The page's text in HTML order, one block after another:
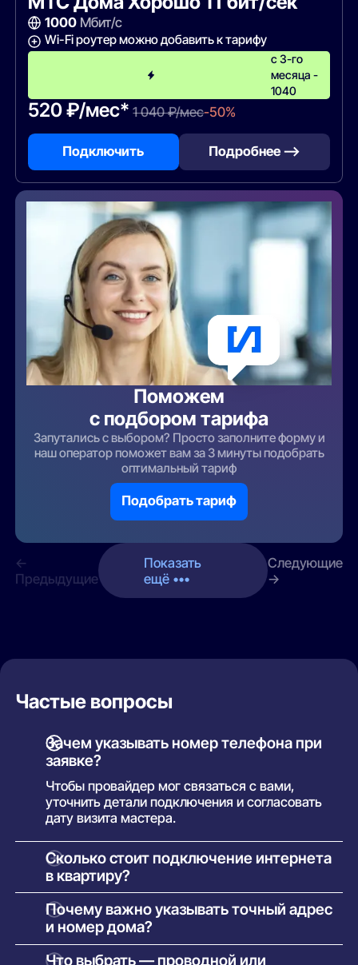
1000Мбит/с
Wi-Fi роутер можно добавить к тарифу
с 3-го
месяца -
1040
520 ₽/мес* 1 040 ₽/мес-50%
Подключить Подробнее —>
Поможем
с подбором тарифа
Запутались с выбором? Просто заполните форму и
наш оператор поможет вам за 3 минуты подобрать
оптимальный тариф
Подобрать тариф
←
Предыдущие
Показать
ещё •••
Следующие
→
Частые вопросы
Зачем указывать номер телефона при
заявке?
Чтобы провайдер мог связаться с вами,
уточнить детали подключения и согласовать
дату визита мастера.
Сколько стоит подключение интернета
в квартиру?
Как правило, установка бесплатна. Вы
оплачиваете только тариф. В некоторых
случаях возможна плата за оборудование —
сумма указывается в условиях конкретного
Почему важно указывать точный адрес
и номер дома?
Это необходимо для технической проверки.
Что выбрать — проводной или